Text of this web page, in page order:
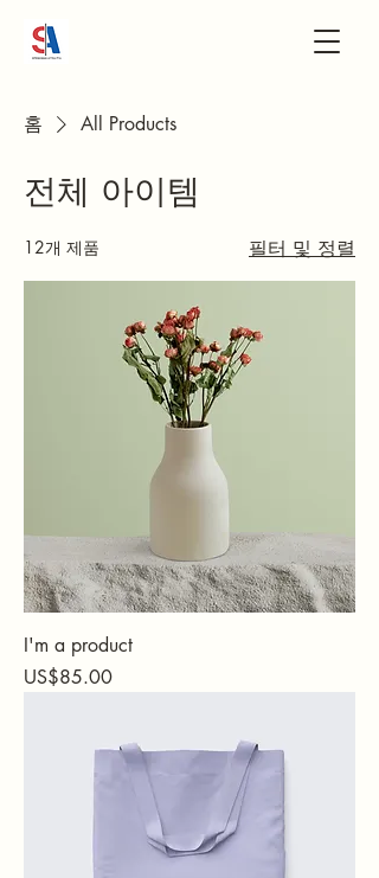
홈 All Products
전체 아이템
12개 제품 필터 및 정렬
I'm a product
가격
US$85.00